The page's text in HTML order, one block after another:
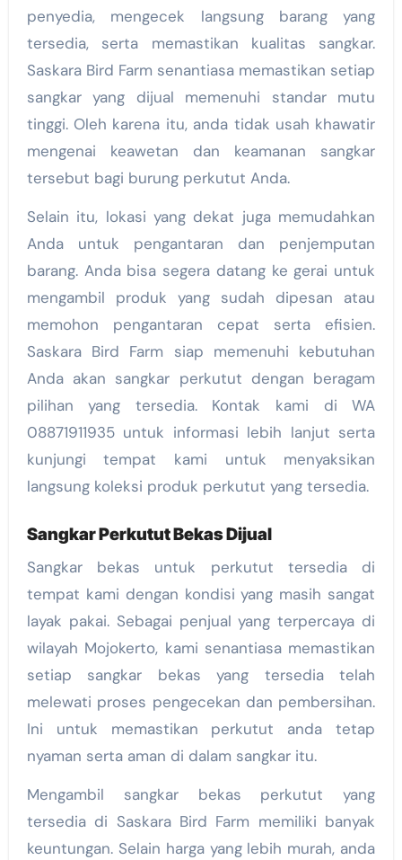
penyedia, mengecek langsung barang yang
tersedia, serta memastikan kualitas sangkar.
Saskara Bird Farm senantiasa memastikan setiap
sangkar yang dijual memenuhi standar mutu
tinggi. Oleh karena itu, anda tidak usah khawatir
mengenai keawetan dan keamanan sangkar
tersebut bagi burung perkutut Anda.
Selain itu, lokasi yang dekat juga memudahkan
Anda untuk pengantaran dan penjemputan
barang. Anda bisa segera datang ke gerai untuk
mengambil produk yang sudah dipesan atau
memohon pengantaran cepat serta efisien.
Saskara Bird Farm siap memenuhi kebutuhan
Anda akan sangkar perkutut dengan beragam
pilihan yang tersedia. Kontak kami di WA
08871911935 untuk informasi lebih lanjut serta
kunjungi tempat kami untuk menyaksikan
langsung koleksi produk perkutut yang tersedia.
Sangkar Perkutut Bekas Dijual
Sangkar bekas untuk perkutut tersedia di
tempat kami dengan kondisi yang masih sangat
layak pakai. Sebagai penjual yang terpercaya di
wilayah Mojokerto, kami senantiasa memastikan
setiap sangkar bekas yang tersedia telah
melewati proses pengecekan dan pembersihan.
Ini untuk memastikan perkutut anda tetap
nyaman serta aman di dalam sangkar itu.
Mengambil sangkar bekas perkutut yang
tersedia di Saskara Bird Farm memiliki banyak
keuntungan. Selain harga yang lebih murah, anda